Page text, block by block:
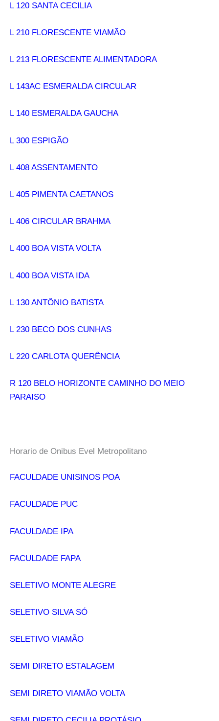
L 120 SANTA CECILIA
L 210 FLORESCENTE VIAMÃO
L 213 FLORESCENTE ALIMENTADORA
L 143AC ESMERALDA CIRCULAR
L 140 ESMERALDA GAUCHA
L 300 ESPIGÃO
L 408 ASSENTAMENTO
L 405 PIMENTA CAETANOS
L 406 CIRCULAR BRAHMA
L 400 BOA VISTA VOLTA
L 400 BOA VISTA IDA
L 130 ANTÔNIO BATISTA
L 230 BECO DOS CUNHAS
L 220 CARLOTA QUERÊNCIA
R 120 BELO HORIZONTE CAMINHO DO MEIO
PARAISO
Horario de Onibus Evel Metropolitano
FACULDADE UNISINOS POA
FACULDADE PUC
FACULDADE IPA
FACULDADE FAPA
SELETIVO MONTE ALEGRE
SELETIVO SILVA SÓ
SELETIVO VIAMÃO
SEMI DIRETO ESTALAGEM
SEMI DIRETO VIAMÃO VOLTA